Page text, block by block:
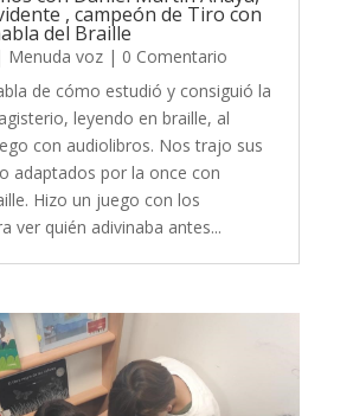
, campeón de Tiro con
del Braille
Menuda voz| 0 Comentario
de cómo estudió y consiguió la
leyendo en braille, al
con audiolibros. Nos trajo sus
adaptados por la once con
Hizo un juego con los
ver quién adivinaba antes...